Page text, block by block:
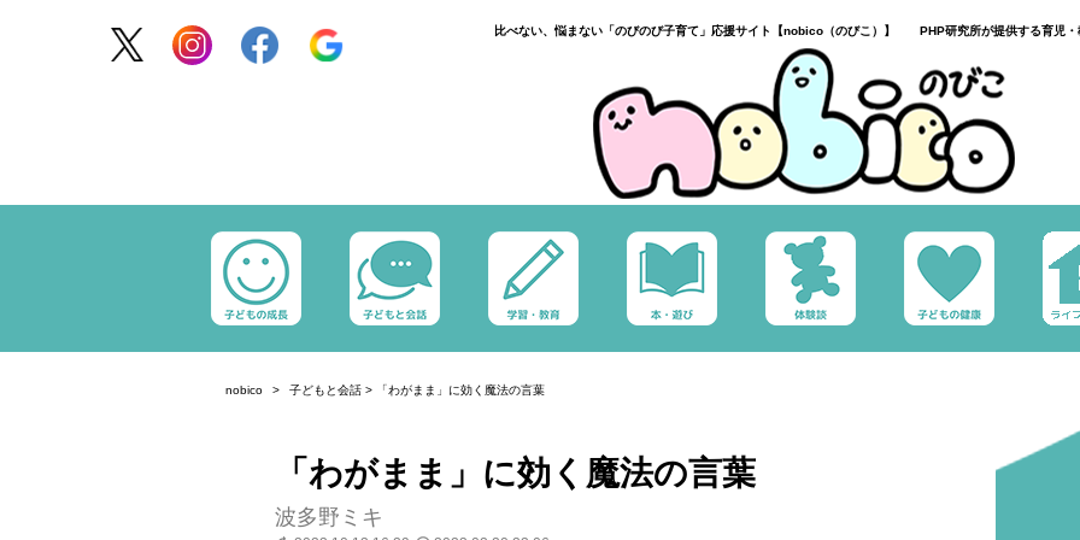
比べない、悩まない「のびのび子育て」応援サイト【nobico（のびこ）】 PHP研究所が提供する育児・
nobico 子どもと会話 > 「わがまま」に効く魔法の言葉
「わがまま」に効く魔法の言葉
波多野ミキ